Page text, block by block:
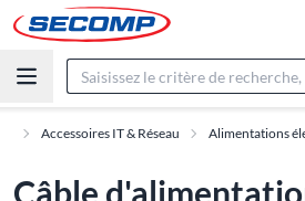
Accessoires IT & Réseau Alimentations
Câble